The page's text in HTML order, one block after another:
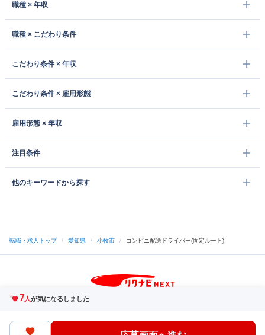
職種 × 年収
職種 × こだわり条件
こだわり条件 × 年収
こだわり条件 × 雇用形態
雇用形態 × 年収
注目条件
他のキーワードから探す
7人が気になるしました
転職・求人トップ / 愛知県 / 小牧市 / コンビニ配送ドライバー(固定ルート)
中途採用をご検討の企業様
ヘルプ・お問い合わせ